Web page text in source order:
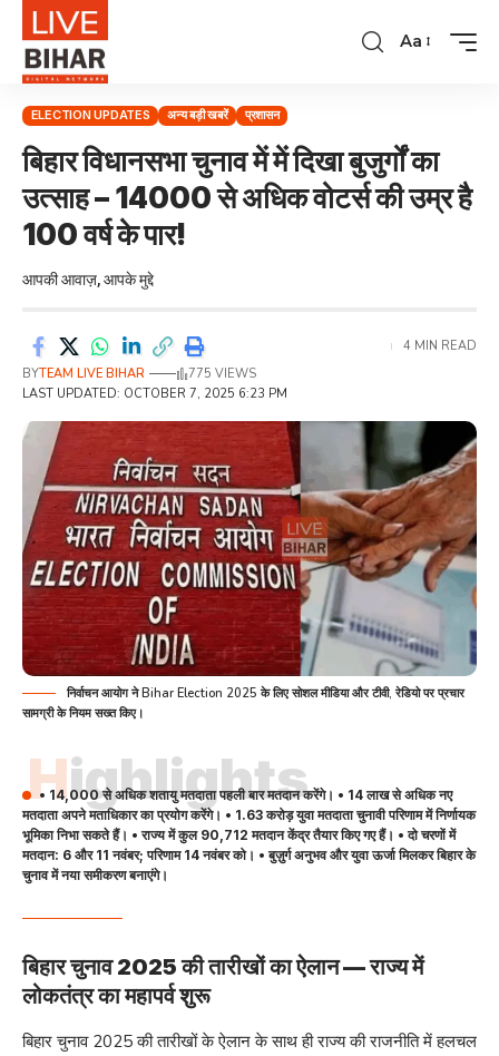
Aa
ELECTION UPDATES अन्य बड़ी खबरें प्रशासन
बिहार विधानसभा चुनाव में में दिखा बुजुर्गों का
उत्साह – 14000 से अधिक वोटर्स की उम्र है
100 वर्ष के पार!
आपकी आवाज़, आपके मुद्दे
LAST UPDATED: OCTOBER 7, 2025 6:23 PM
BYTEAM LIVE BIHAR 775 VIEWS
4 MIN READ
निर्वाचन आयोग ने Bihar Election 2025 के लिए सोशल मीडिया और टीवी, रेडियो पर प्रचार
सामग्री के नियम सख्त किए।
Highlights
• 14,000 से अधिक शतायु मतदाता पहली बार मतदान करेंगे। • 14 लाख से अधिक नए
मतदाता अपने मताधिकार का प्रयोग करेंगे। • 1.63 करोड़ युवा मतदाता चुनावी परिणाम में निर्णायक
भूमिका निभा सकते हैं। • राज्य में कुल 90,712 मतदान केंद्र तैयार किए गए हैं। • दो चरणों में
मतदान: 6 और 11 नवंबर; परिणाम 14 नवंबर को। • बुज़ुर्ग अनुभव और युवा ऊर्जा मिलकर बिहार के
चुनाव में नया समीकरण बनाएंगे।
बिहार चुनाव 2025 की तारीखों का ऐलान — राज्य में
लोकतंत्र का महापर्व शुरू
बिहार चुनाव 2025 की तारीखों के ऐलान के साथ ही राज्य की राजनीति में हलचल